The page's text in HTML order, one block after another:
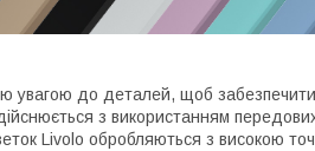
увагою до деталей, щоб забезпечити
з використанням
Livolo обробляються з високою